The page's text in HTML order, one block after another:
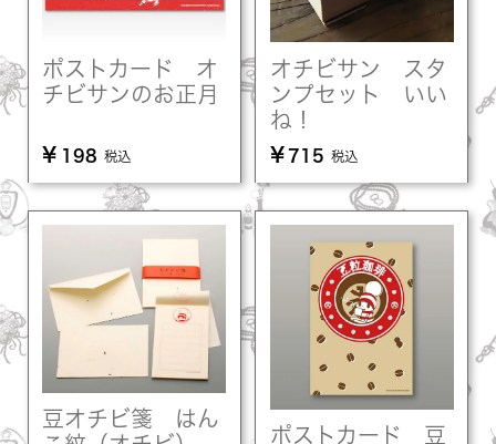
ポストカード オ
チビサンのお正月
¥ 198 税込
オチビサン スタ
ンプセット いい
ね！
¥ 715 税込
豆オチビ箋 はん
ポストカード 豆